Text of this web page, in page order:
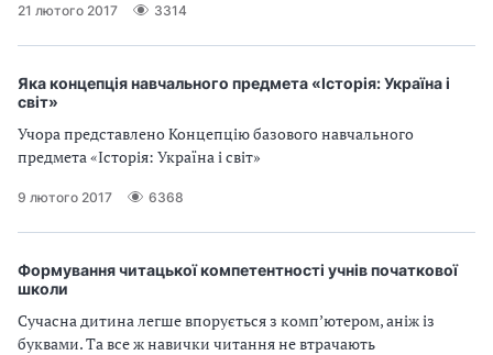
21 лютого 2017 3314
Яка концепція навчального предмета «Історія: Україна і
світ»
Учора представлено Концепцію базового навчального
предмета «Історія: Україна і світ»
9 лютого 2017 6368
Формування читацької компетентності учнів початкової
школи
Сучасна дитина легше впорується з комп’ютером, аніж із
буквами. Та все ж навички читання не втрачають